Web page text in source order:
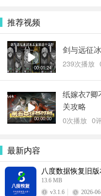
音乐舞蹈
1百+款手游
1
推荐视频
00:01:24
剑与远征
239次播放
00:00:00
纸嫁衣7卿
关攻略
0次播放 0
最新内容
八度数据恢复旧
13.6 MB
v3.1.6
2026-